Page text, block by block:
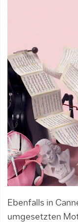
Ebenfalls in
umgesetzten